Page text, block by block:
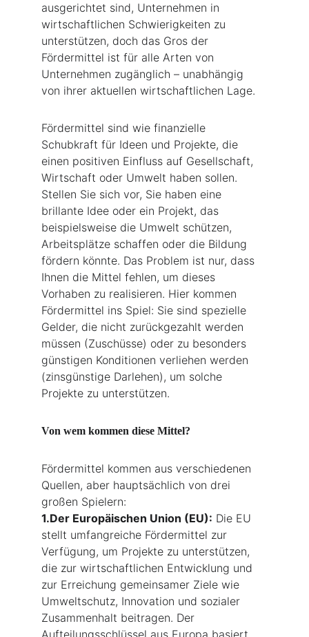
ausgerichtet sind, Unternehmen in
wirtschaftlichen Schwierigkeiten zu
unterstützen, doch das Gros der
Fördermittel ist für alle Arten von
Unternehmen zugänglich – unabhängig
von ihrer aktuellen wirtschaftlichen Lage.
Fördermittel sind wie finanzielle
Schubkraft für Ideen und Projekte, die
einen positiven Einfluss auf Gesellschaft,
Wirtschaft oder Umwelt haben sollen.
Stellen Sie sich vor, Sie haben eine
brillante Idee oder ein Projekt, das
beispielsweise die Umwelt schützen,
Arbeitsplätze schaffen oder die Bildung
fördern könnte. Das Problem ist nur, dass
Ihnen die Mittel fehlen, um dieses
Vorhaben zu realisieren. Hier kommen
Fördermittel ins Spiel: Sie sind spezielle
Gelder, die nicht zurückgezahlt werden
müssen (Zuschüsse) oder zu besonders
günstigen Konditionen verliehen werden
(zinsgünstige Darlehen), um solche
Projekte zu unterstützen.
Von wem kommen diese Mittel?
Fördermittel kommen aus verschiedenen
Quellen, aber hauptsächlich von drei
großen Spielern:
1.Der Europäischen Union (EU): Die EU
stellt umfangreiche Fördermittel zur
Verfügung, um Projekte zu unterstützen,
die zur wirtschaftlichen Entwicklung und
zur Erreichung gemeinsamer Ziele wie
Umweltschutz, Innovation und sozialer
Zusammenhalt beitragen. Der
Aufteilungsschlüssel aus Europa basiert